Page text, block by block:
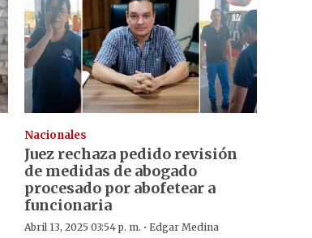
Nacionales
Juez rechaza pedido revisión
de medidas de abogado
procesado por abofetear a
funcionaria
Abril 13, 2025 03:54 p. m. · Edgar Medina